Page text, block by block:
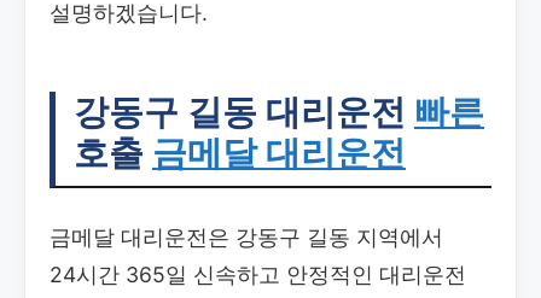
설명하겠습니다.
강동구 길동 대리운전 빠른
호출 금메달 대리운전
금메달 대리운전은 강동구 길동 지역에서
24시간 365일 신속하고 안정적인 대리운전